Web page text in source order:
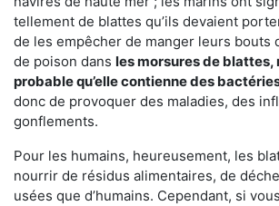
tellement de blattes qu’ils devaient
de les empêcher de manger leurs bouts
de poison dans les morsures de blattes,
probable qu’elle contienne des
donc de provoquer des maladies, des
gonflements.
Pour les humains, heureusement, les
nourrir de résidus alimentaires, de
usées que d’humains. Cependant, si